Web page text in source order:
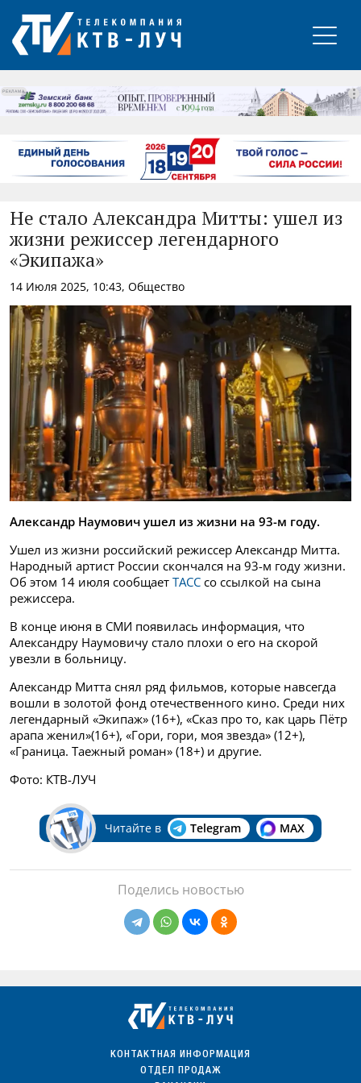
РЕКЛАМА
Не стало Александра Митты: ушел из
жизни режиссер легендарного
«Экипажа»
14 Июля 2025, 10:43, Общество
Александр Наумович ушел из жизни на 93-м году.
Ушел из жизни российский режиссер Александр Митта.
Народный артист России скончался на 93-м году жизни.
Об этом 14 июля сообщает ТАСС со ссылкой на сына
режиссера.
В конце июня в СМИ появилась информация, что
Александру Наумовичу стало плохи о его на скорой
увезли в больницу.
Александр Митта снял ряд фильмов, которые навсегда
вошли в золотой фонд отечественного кино. Среди них
легендарный «Экипаж» (16+), «Сказ про то, как царь Пётр
арапа женил»(16+), «Гори, гори, моя звезда» (12+),
«Граница. Таежный роман» (18+) и другие.
Фото: КТВ-ЛУЧ
Читайте в Telegram MAX
Поделись новостью
КОНТАКТНАЯ ИНФОРМАЦИЯ
ОТДЕЛ ПРОДАЖ